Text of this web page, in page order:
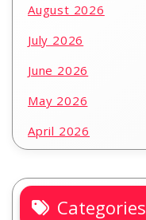
August 2026
July 2026
June 2026
May 2026
April 2026
Categories